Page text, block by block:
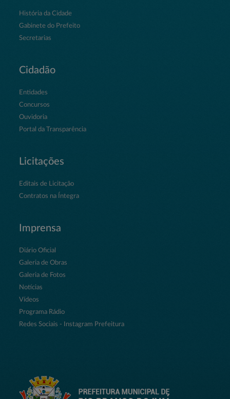
História da Cidade
Gabinete do Prefeito
Secretarias
Cidadão
Entidades
Concursos
Ouvidoria
Portal da Transparência
Licitações
Editais de Licitação
Contratos na Íntegra
Imprensa
Diário Oficial
Galeria de Obras
Galeria de Fotos
Notícias
Vídeos
Programa Rádio
Redes Sociais - Instagram Prefeitura